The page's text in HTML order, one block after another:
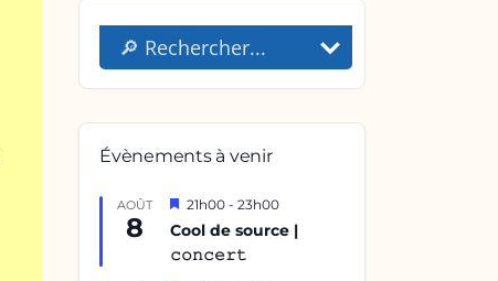
Évènements à venir
AOÛT
8
Mis
avant
21h00 - 23h00
Cool de source |
𝚌𝚘𝚗𝚌𝚎𝚛𝚝